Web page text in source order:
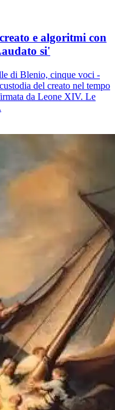
e algoritmi con
si'
di Blenio, cinque voci -
del creato nel tempo
da Leone XIV. Le